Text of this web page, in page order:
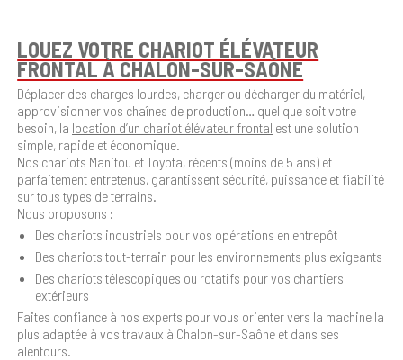
LOUEZ VOTRE CHARIOT ÉLÉVATEUR
FRONTAL À CHALON-SUR-SAÔNE
Déplacer des charges lourdes, charger ou décharger du matériel,
approvisionner vos chaînes de production… quel que soit votre
besoin, la location d’un chariot élévateur frontal est une solution
simple, rapide et économique.
Nos chariots Manitou et Toyota, récents (moins de 5 ans) et
parfaitement entretenus, garantissent sécurité, puissance et fiabilité
sur tous types de terrains.
Nous proposons :
Des chariots industriels pour vos opérations en entrepôt
Des chariots tout-terrain pour les environnements plus exigeants
Des chariots télescopiques ou rotatifs pour vos chantiers
extérieurs
Faites confiance à nos experts pour vous orienter vers la machine la
plus adaptée à vos travaux à Chalon-sur-Saône et dans ses
alentours.